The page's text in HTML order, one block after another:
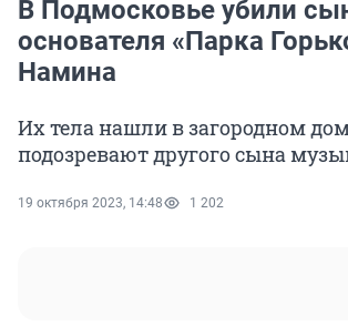
В Подмосковье убили
основателя «Парка
Намина
Их тела нашли в загородном
подозревают другого сына
19 октября 2023, 14:48 1 202